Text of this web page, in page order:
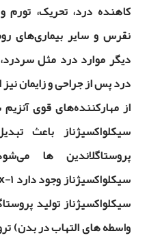
کاهنده درد، تحریک،
نقرس و سایر بیماری‌های
دیگر موارد درد مثل
درد پس از جراحی و زایمان
از مهارکننده‌های قوی
سیکلواکسیژناز باعث
پروستاگلاندین ها
سیکلواکسیژناز وجود دارد
سیکلواکسیژناز تولید
واسطه های التهاب در بدن)